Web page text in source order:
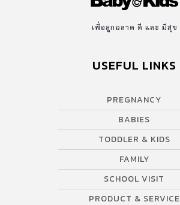
เพื่อลูกฉลาด ดี และ มีสุข
USEFUL LINKS
PREGNANCY
BABIES
TODDLER & KIDS
FAMILY
SCHOOL VISIT
PRODUCT & SERVICE